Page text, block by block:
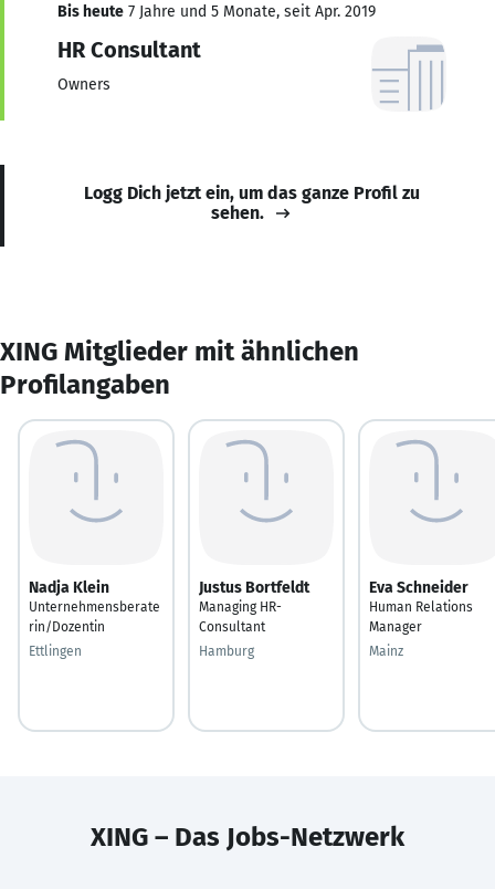
Bis heute 7 Jahre und 5 Monate, seit Apr. 2019
HR Consultant
Owners
Logg Dich jetzt ein, um das ganze Profil zu
sehen.
XING Mitglieder mit ähnlichen
Profilangaben
Nadja Klein
Unternehmensberate
rin/Dozentin
Ettlingen
Justus Bortfeldt
Managing HR-
Consultant
Hamburg
Eva Schneider
Human Relations
Manager
Mainz
XING – Das Jobs-Netzwerk